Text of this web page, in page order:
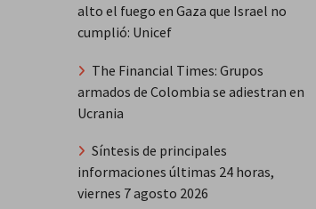
alto el fuego en Gaza que Israel no
cumplió: Unicef
The Financial Times: Grupos
armados de Colombia se adiestran en
Ucrania
Síntesis de principales
informaciones últimas 24 horas,
viernes 7 agosto 2026